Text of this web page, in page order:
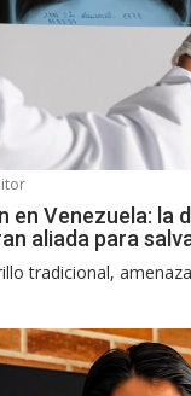
en Venezuela: la
aliada para
tradicional,